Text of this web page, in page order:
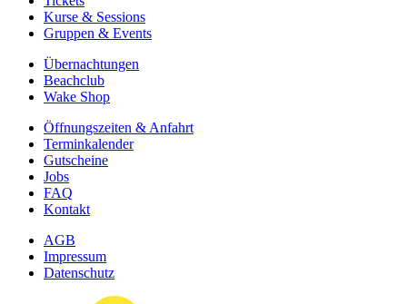
Kurse & Sessions
Gruppen & Events
Über­­nachtungen
Beachclub
Wake Shop
Öffnungszeiten & Anfahrt
Terminkalender
Gutscheine
Jobs
FAQ
Kontakt
AGB
Impressum
Datenschutz